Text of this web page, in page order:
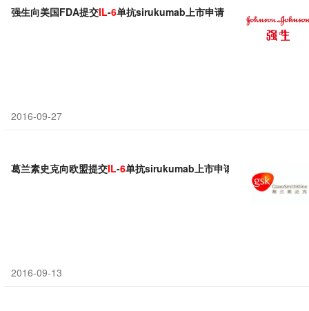
强生向美国FDA提交IL-6单抗sirukumab上市申请
2016-09-27
葛兰素史克向欧盟提交IL-6单抗sirukumab上市申请
2016-09-13